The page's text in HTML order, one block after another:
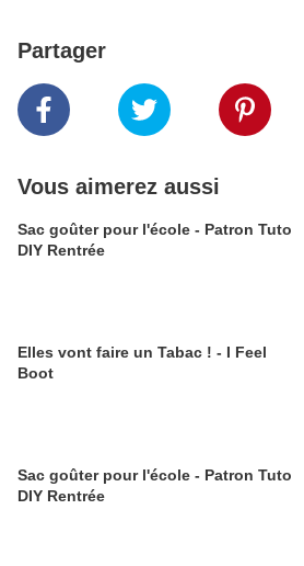
Partager
Vous aimerez aussi
Sac goûter pour l'école - Patron Tuto
DIY Rentrée
Elles vont faire un Tabac ! - I Feel
Boot
Sac goûter pour l'école - Patron Tuto
DIY Rentrée